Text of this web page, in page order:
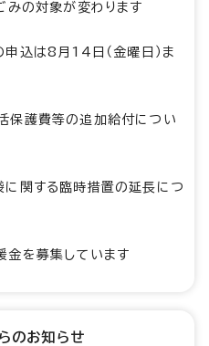
の対象が変わります
込は8月14日（金曜日）ま
保護費等の追加給付につい
に関する臨時措置の延長につ
金を募集しています
のお知らせ